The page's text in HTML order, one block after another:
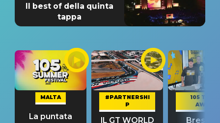
Il best of della quinta
tappa
MALTA
La puntata
#PARTNERSHI
P
IL GT WORLD
105 TAKE
AWAY
Bresh: